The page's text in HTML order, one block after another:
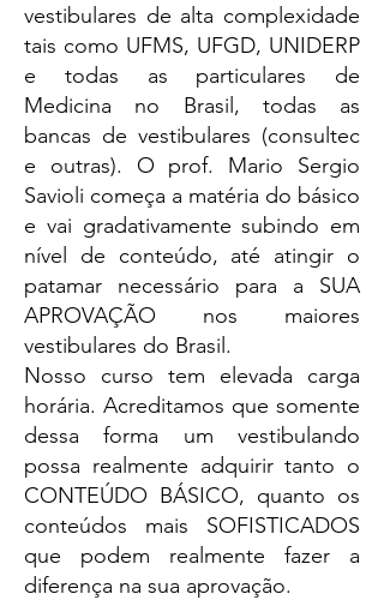
vestibulares de alta complexidade
tais como UFMS, UFGD, UNIDERP
e todas as particulares de
Medicina no Brasil, todas as
bancas de vestibulares (consultec
e outras). O prof. Mario Sergio
Savioli começa a matéria do básico
e vai gradativamente subindo em
nível de conteúdo, até atingir o
patamar necessário para a SUA
APROVAÇÃO nos maiores
vestibulares do Brasil.
Nosso curso tem elevada carga
horária. Acreditamos que somente
dessa forma um vestibulando
possa realmente adquirir tanto o
CONTEÚDO BÁSICO, quanto os
conteúdos mais SOFISTICADOS
que podem realmente fazer a
diferença na sua aprovação.